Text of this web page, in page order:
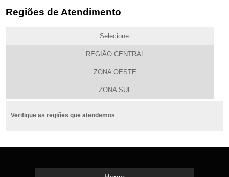
Regiões de Atendimento
Selecione:
REGIÃO CENTRAL
ZONA OESTE
ZONA SUL
Verifique as regiões que atendemos